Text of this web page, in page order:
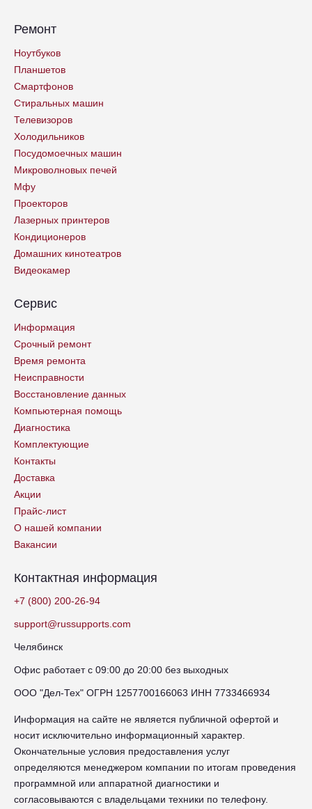
Ремонт
Ноутбуков
Планшетов
Смартфонов
Стиральных машин
Телевизоров
Холодильников
Посудомоечных машин
Микроволновых печей
Мфу
Проекторов
Лазерных принтеров
Кондиционеров
Домашних кинотеатров
Видеокамер
Сервис
Информация
Срочный ремонт
Время ремонта
Неисправности
Восстановление данных
Компьютерная помощь
Диагностика
Комплектующие
Контакты
Доставка
Акции
Прайс-лист
О нашей компании
Вакансии
Контактная информация
+7 (800) 200-26-94
support@russupports.com
Челябинск
Офис работает с 09:00 до 20:00 без выходных
ООО "Дел-Тех" ОГРН 1257700166063 ИНН 7733466934
Информация на сайте не является публичной офертой и
носит исключительно информационный характер.
Окончательные условия предоставления услуг
определяются менеджером компании по итогам проведения
программной или аппаратной диагностики и
согласовываются с владельцами техники по телефону.